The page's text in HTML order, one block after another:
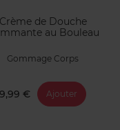
Crème de Douche
au Bouleau
Gommage Corps
9,99 € Ajouter